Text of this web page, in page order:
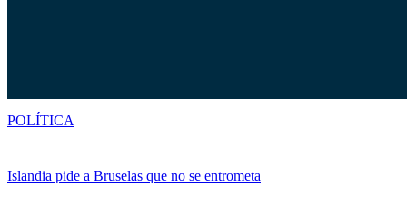
Islandia pide a Bruselas que no se entrometa
POLÍTICA